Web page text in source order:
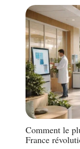
Comment le
France